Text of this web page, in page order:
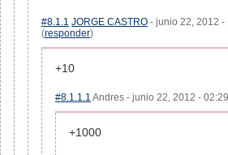
#8.1.1 JORGE CASTRO - junio 22, 2012 -
(responder)
+10
#8.1.1.1 Andres - junio 22, 2012 -
+1000